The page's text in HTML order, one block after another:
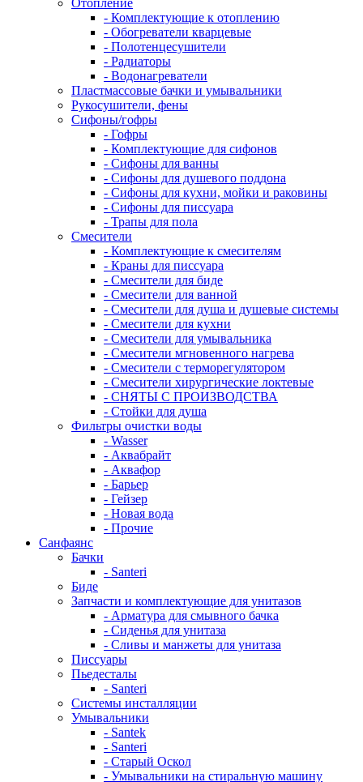
Отопление
- Комплектующие к отоплению
- Обогреватели кварцевые
- Полотенцесушители
- Радиаторы
- Водонагреватели
Пластмассовые бачки и умывальники
Рукосушители, фены
Сифоны/гофры
- Гофры
- Комплектующие для сифонов
- Сифоны для ванны
- Сифоны для душевого поддона
- Сифоны для кухни, мойки и раковины
- Сифоны для писсуара
- Трапы для пола
Смесители
- Комплектующие к смесителям
- Краны для писсуара
- Смесители для биде
- Смесители для ванной
- Смесители для душа и душевые системы
- Смесители для кухни
- Смесители для умывальника
- Смесители мгновенного нагрева
- Смесители с терморегулятором
- Смесители хирургические локтевые
- СНЯТЫ С ПРОИЗВОДСТВА
- Стойки для душа
Фильтры очистки воды
- Wasser
- Аквабрайт
- Аквафор
- Барьер
- Гейзер
- Новая вода
- Прочие
Санфаянс
Бачки
- Santeri
Биде
Запчасти и комплектующие для унитазов
- Арматура для смывного бачка
- Сиденья для унитаза
- Сливы и манжеты для унитаза
Писсуары
Пьедесталы
- Santeri
Системы инсталляции
Умывальники
- Santek
- Santeri
- Старый Оскол
- Умывальники на стиральную машину